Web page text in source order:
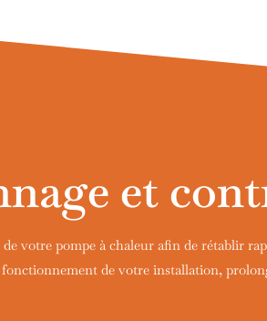
et
votre pompe à chaleur afin de rétablir
de votre installation,